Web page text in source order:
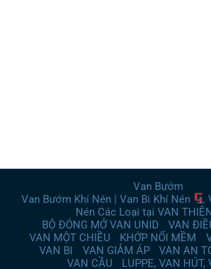
Van Bướm
Van Bướm Khí Nén | Van Bi Khí Nén
Nén Các Loại tại VAN
BỘ ĐÓNG MỞ VAN UNID
VAN
VAN MỘT CHIỀU
KHỚP NỐI MỀM
VAN BI
VAN GIẢM ÁP VAN AN
VAN CẦU
LUPPE, VAN HÚT,